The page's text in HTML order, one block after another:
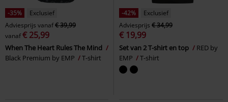
-35%
Exclusief
Adviesprijs vanaf€ 39,99
vanaf€ 25,99
When The Heart Rules The Mind
Black Premium by EMP
T-shirt
-42%
Exclusief
Adviesprijs € 34,99
€ 19,99
Set van 2 T-shirt en top
RED by
EMP
T-shirt